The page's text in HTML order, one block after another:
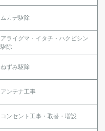
ムカデ駆除
アライグマ・イタチ・ハクビシン
駆除
ねずみ駆除
アンテナ工事
コンセント工事・取替・増設